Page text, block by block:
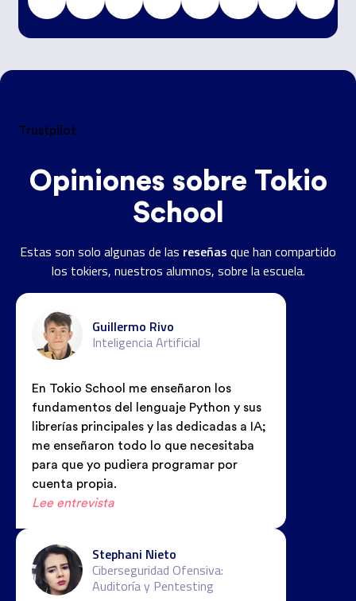
Trustpilot
Opiniones sobre Tokio
School
Estas son solo algunas de las reseñas que han compartido
los tokiers, nuestros alumnos, sobre la escuela.
Guillermo Rivo
Inteligencia Artificial
En Tokio School me enseñaron los
fundamentos del lenguaje Python y sus
librerías principales y las dedicadas a IA;
me enseñaron todo lo que necesitaba
para que yo pudiera programar por
cuenta propia.
Lee entrevista
Stephani Nieto
Ciberseguridad Ofensiva:
Auditoría y Pentesting